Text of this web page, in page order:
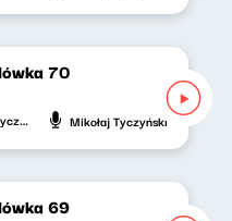
70
13 stycznia 2025 Mikołaj Tyczyński
69